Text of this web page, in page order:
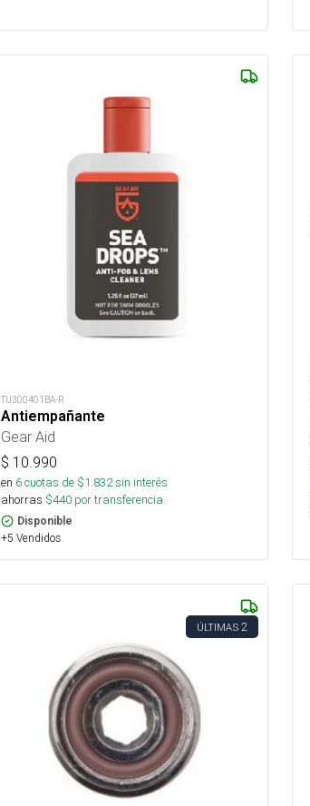
TU300401BA-R
Antiempañante
Gear Aid
$ 10.990
en 6cuotas de $1.832sin interés
ahorras $440por transferencia.
Disponible
+5 Vendidos
ÚLTIMAS 2